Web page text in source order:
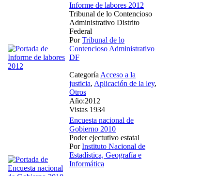
Informe de labores 2012
Tribunal de lo Contencioso
Administrativo Distrito
Federal
PorTribunal de lo
Contencioso Administrativo
DF
Categoría Acceso a la
justicia, Aplicación de la ley,
Otros
Año:2012
Vistas 1934
Encuesta nacional de
Gobierno 2010
Poder ejectutivo estatal
PorInstituto Nacional de
Estadística, Geografía e
Informática